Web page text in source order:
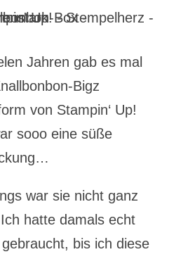
Jahren gab es mal
Bigz
von Stampin‘ Up!
sooo eine süße
war sie nicht ganz
hatte damals echt
bis ich diese